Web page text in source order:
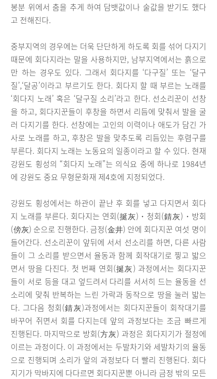
봉분 위에서 춤을 추게 하여 담뱃값이나 술값을 받기도 했다
고 전해진다.
중부지역의 경우에는 더욱 단단하게 하도록 회를 섞어 다지기
때문에 회다지라는 말을 사용하지만, 남부지역에서는 흙으로
만 하는 경우도 있다. 그래서 회다지를 ‘다구질’ 또는 ‘달구
질’,‘달공’이라고 부르기도 한다. 회다지 할 때 부르는 노래를
‘회다지 노래’ 혹은 ‘달구질 소리’라고 한다. 선소리꾼이 선창
을 하고, 회다지꾼들이 후창을 하면서 리듬에 맞춰서 발을 굴
러 다지기를 한다. 선창에는 고인의 이력이나 애도가 담긴 가
사로 노래를 하고, 후창은 발을 맞추도록 리듬있는 후렴구를
부른다. 회다지 노래는 노동요의 일종이라고 할 수 있다. 현재
강원도 횡성의 “회다지 노래”는 의식요 중에 하나로 1984년
에 강원도 중요 무형문화재 제4호에 지정되었다.
강원도 횡성에서는 하관이 끝난 후 회를 넣고 다지면서 회다
지 노래를 부른다. 회다지는 연회(挻灰)・청회(錆灰)・방회
(傍灰) 순으로 진행한다. 금정(金井) 안에 회다지꾼 여섯 명이
들어간다. 선소리꾼이 앞뒤에 서서 선소리를 하면, 다른 사람
들이 그 소리를 받으면서 율동과 함께 회작대기로 찧고 밟으
면서 땅을 다진다. 첫 번째 연회(挻灰) 과정에서는 회다지꾼
들이 서로 등을 대고 엎드려서 다리를 서서히 드는 율동을 선
소리에 맞춰 반복하는 느린 가락과 동작으로 땅을 눌러 밟는
다. 그다음 청회(錆灰)과정에서는 회다지꾼들이 회작대기를
바꾸어 쥐면서 회를 다지는데 앞의 과정보다는 조금 빠르게
진행된다. 마지막으로 방회(方灰) 과정은 회다지기가 절정에
이르는 과정이다. 이 과정에서는 두발차기와 세발차기의 율동
으로 진행되며 소리가 앞의 과정보다 더 빨리 진행된다. 회다
지기가 막바지에 다다르면 회다지꾼뿐 아니라 금정 밖의 모든